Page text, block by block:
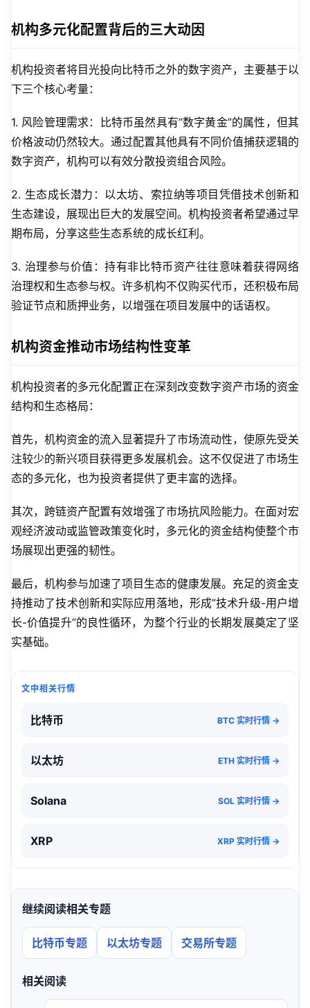
机构多元化配置背后的三大动因
机构投资者将目光投向比特币之外的数字资产，主要基于以
下三个核心考量：
1. 风险管理需求：比特币虽然具有”数字黄金”的属性，但其
价格波动仍然较大。通过配置其他具有不同价值捕获逻辑的
数字资产，机构可以有效分散投资组合风险。
2. 生态成长潜力：以太坊、索拉纳等项目凭借技术创新和
生态建设，展现出巨大的发展空间。机构投资者希望通过早
期布局，分享这些生态系统的成长红利。
3. 治理参与价值：持有非比特币资产往往意味着获得网络
治理权和生态参与权。许多机构不仅购买代币，还积极布局
验证节点和质押业务，以增强在项目发展中的话语权。
机构资金推动市场结构性变革
机构投资者的多元化配置正在深刻改变数字资产市场的资金
结构和生态格局：
首先，机构资金的流入显著提升了市场流动性，使原先受关
注较少的新兴项目获得更多发展机会。这不仅促进了市场生
态的多元化，也为投资者提供了更丰富的选择。
其次，跨链资产配置有效增强了市场抗风险能力。在面对宏
观经济波动或监管政策变化时，多元化的资金结构使整个市
场展现出更强的韧性。
最后，机构参与加速了项目生态的健康发展。充足的资金支
持推动了技术创新和实际应用落地，形成”技术升级-用户增
长-价值提升”的良性循环，为整个行业的长期发展奠定了坚
实基础。
文中相关行情
比特币 BTC 实时行情 →
以太坊 ETH 实时行情 →
Solana SOL 实时行情 →
XRP XRP 实时行情 →
继续阅读相关专题
比特币专题 以太坊专题 交易所专题
相关阅读